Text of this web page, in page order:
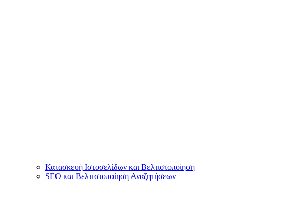
Κατασκευή Ιστοσελίδων και Βελτιστοποίηση
SEO και Βελτιστοποίηση Αναζητήσεων